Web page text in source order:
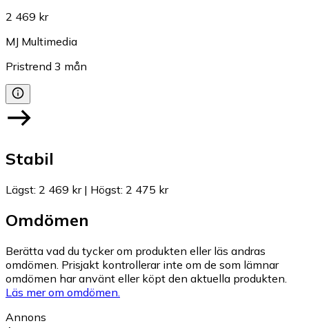
2 469 kr
MJ Multimedia
Pristrend 3 mån
Stabil
Lägst: 2 469 kr| Högst: 2 475 kr
Omdömen
Berätta vad du tycker om produkten eller läs andras
omdömen. Prisjakt kontrollerar inte om de som lämnar
omdömen har använt eller köpt den aktuella produkten.
Läs mer om omdömen.
Annons